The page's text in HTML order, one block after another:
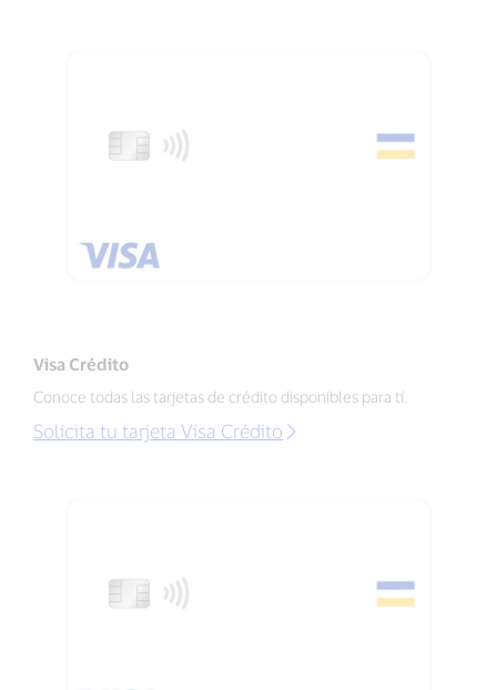
Visa Crédito
Conoce todas las tarjetas de crédito disponibles para tí.
Solicita tu tarjeta Visa Crédito